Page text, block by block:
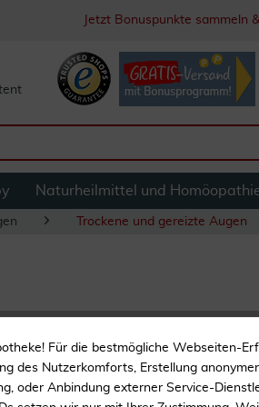
Jetzt Bonuspunkte sammeln
Naturheilmittel und
Trockene und gereizte Augen
EINZIGARTIG
EFFIZIENT
Für die bestmögliche Webseiten-
des Nutzerkomforts, Erstellung
oder Anbindung externer Service-